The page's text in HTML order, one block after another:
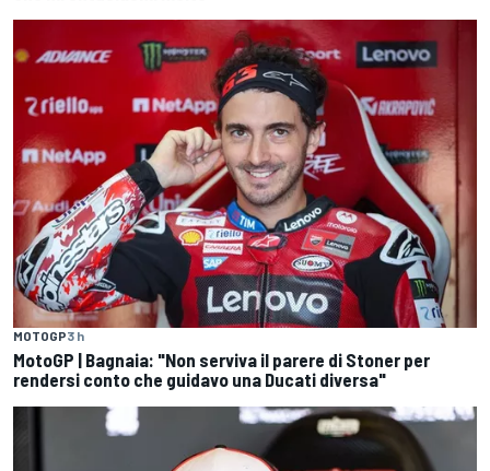
MOTOGP3 h
MotoGP | Bagnaia: "Non serviva il parere di Stoner per
rendersi conto che guidavo una Ducati diversa"